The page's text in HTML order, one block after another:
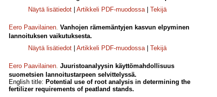
Näytä lisätiedot
Artikkeli PDF-muodossa| Tekijä
Eero Paavilainen. Vanhojen rämemäntyjen kasvun elpyminen
lannoituksen vaikutuksesta.
Näytä lisätiedot
Artikkeli PDF-muodossa| Tekijä
Eero Paavilainen. Juuristoanalyysin käyttömahdollisuus
suometsien lannoitustarpeen selvittelyssä.
English title: Potential use of root analysis in determining the
fertilizer requirements of peatland stands.